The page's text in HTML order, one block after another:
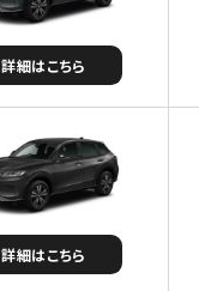
詳細はこちら
詳細はこちら